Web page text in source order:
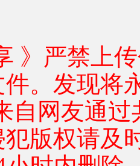
》严禁上
。发现将
自网友通
版权请及